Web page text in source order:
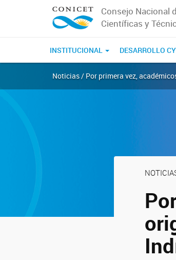
Consejo Nacional
Científicas y
INSTITUCIONAL DESARROLLO
Noticias / Por primera vez,